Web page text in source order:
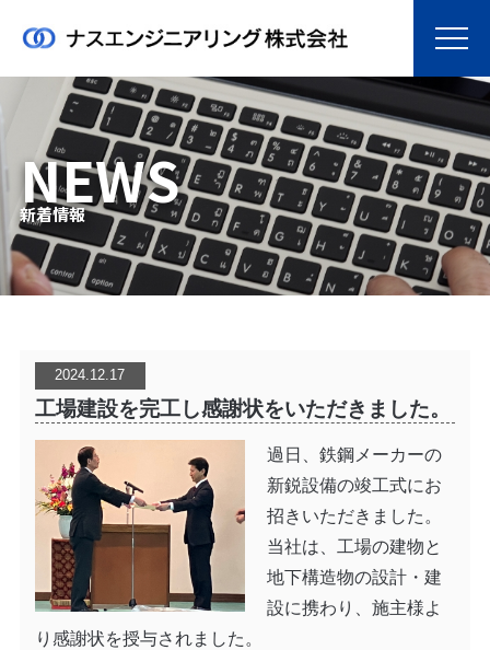
NEWS
新着情報
2024.12.17
工場建設を完工し感謝状をいただきました。
過日、鉄鋼メーカーの
新鋭設備の竣工式にお
招きいただきました。
当社は、工場の建物と
地下構造物の設計・建
設に携わり、施主様よ
り感謝状を授与されました。